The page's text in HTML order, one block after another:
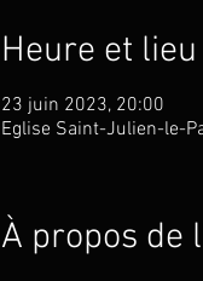
Heure et lieu
23 juin 2023, 20:00
Eglise Saint-Julien-le-
À propos de